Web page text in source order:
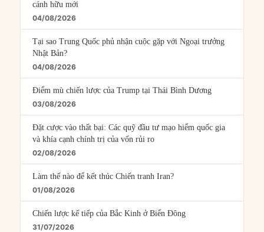
cánh hữu mới
04/08/2026
Tại sao Trung Quốc phủ nhận cuộc gặp với Ngoại trưởng
Nhật Bản?
04/08/2026
Điểm mù chiến lược của Trump tại Thái Bình Dương
03/08/2026
Đặt cược vào thất bại: Các quỹ đầu tư mạo hiểm quốc gia
và khía cạnh chính trị của vốn rủi ro
02/08/2026
Làm thế nào để kết thúc Chiến tranh Iran?
01/08/2026
Chiến lược kế tiếp của Bắc Kinh ở Biển Đông
31/07/2026